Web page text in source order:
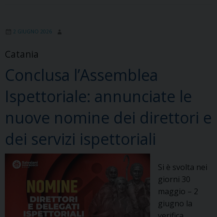
2 GIUGNO 2026
Catania
Conclusa l’Assemblea
Ispettoriale: annunciate le
nuove nomine dei direttori e
dei servizi ispettoriali
Si è svolta nei
giorni 30
maggio – 2
giugno la